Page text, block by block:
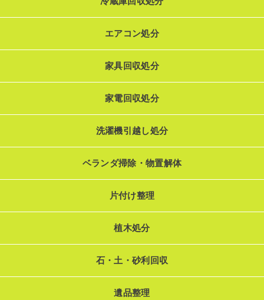
エアコン処分
家具回収処分
家電回収処分
洗濯機引越し処分
ベランダ掃除・物置解体
片付け整理
植木処分
石・土・砂利回収
遺品整理